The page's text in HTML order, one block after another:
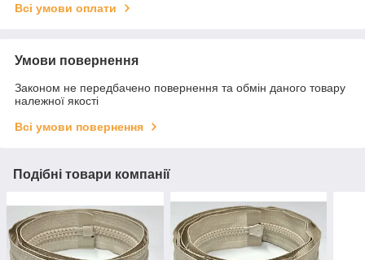
Всі умови оплати
Умови повернення
Законом не передбачено повернення та обмін даного товару
належної якості
Всі умови повернення
Подібні товари компанії